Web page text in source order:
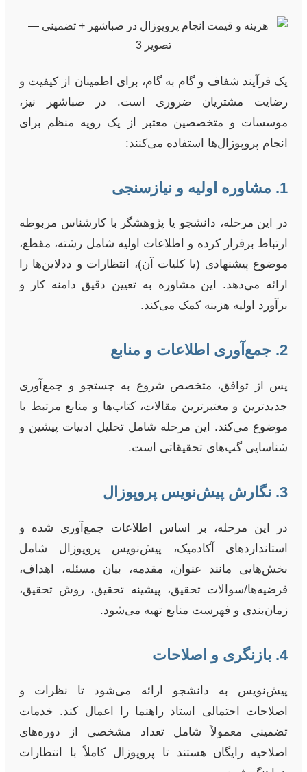
یک فرآیند شفاف و گام به گام، برای اطمینان از کیفیت و
رضایت مشتریان ضروری است. در صباشهر نیز،
موسسات و متخصصین معتبر از یک رویه منظم برای
انجام پروپوزال‌ها استفاده می‌کنند:
1. مشاوره اولیه و نیازسنجی
در این مرحله، دانشجو یا پژوهشگر با کارشناس مربوطه
ارتباط برقرار کرده و اطلاعات اولیه شامل رشته، مقطع،
موضوع پیشنهادی (یا کلیات آن)، انتظارات و ددلاین‌ها را
ارائه می‌دهد. این مشاوره به تعیین دقیق دامنه کار و
برآورد اولیه هزینه کمک می‌کند.
2. جمع‌آوری اطلاعات و منابع
پس از توافق، متخصص شروع به جستجو و جمع‌آوری
جدیدترین و معتبرترین مقالات، کتاب‌ها و منابع مرتبط با
موضوع می‌کند. این مرحله شامل تحلیل ادبیات پیشین و
شناسایی گپ‌های تحقیقاتی است.
3. نگارش پیش‌نویس پروپوزال
در این مرحله، بر اساس اطلاعات جمع‌آوری شده و
استانداردهای آکادمیک، پیش‌نویس پروپوزال شامل
بخش‌هایی مانند عنوان، مقدمه، بیان مسئله، اهداف،
فرضیه‌ها/سوالات تحقیق، پیشینه تحقیق، روش تحقیق،
زمان‌بندی و فهرست منابع تهیه می‌شود.
4. بازنگری و اصلاحات
پیش‌نویس به دانشجو ارائه می‌شود تا نظرات و
اصلاحات احتمالی استاد راهنما را اعمال کند. خدمات
تضمینی معمولاً شامل تعداد مشخصی از دوره‌های
اصلاحیه رایگان هستند تا پروپوزال کاملاً با انتظارات